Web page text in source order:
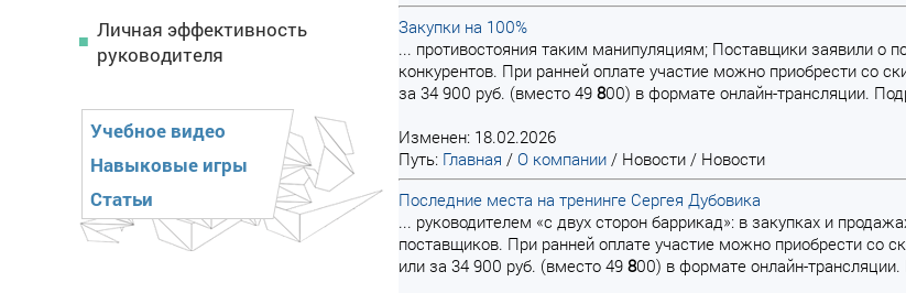
Личная эффективность
руководителя
Учебное видео
Навыковые игры
Статьи
Закупки на 100%
... противостояния таким манипуляциям; Поставщики заявили о
конкурентов. При ранней оплате участие можно приобрести со
за 34 900 руб. (вместо 49 800) в формате онлайн-трансляции.
Изменен: 18.02.2026
Путь: Главная / О компании / Новости / Новости
Последние места на тренинге Сергея Дубовика
... руководителем «с двух сторон баррикад»: в закупках и
поставщиков. При ранней оплате участие можно приобрести со
или за 34 900 руб. (вместо 49 800) в формате онлайн-трансляции.